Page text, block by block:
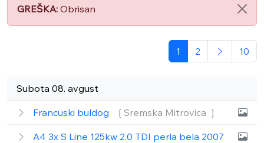
GREŠKA: Obrisan
1 2 10
Subota 08. avgust
Francuski buldog ❲Sremska Mitrovica ❳
A4 3x S Line 125kw 2.0 TDI perla bela 2007